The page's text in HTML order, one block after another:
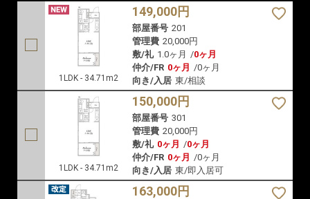
1LDK - 34.71m2
149,000円
部屋番号 201
管理費 20,000円
敷/礼 1.0ヶ月 /0ヶ月
仲介/FR 0ヶ月 /0ヶ月
向き/入居 東/相談
1LDK - 34.71m2
150,000円
部屋番号 301
管理費 20,000円
敷/礼 0ヶ月 /0ヶ月
仲介/FR 0ヶ月 /0ヶ月
向き/入居 東/即入居可
163,000円